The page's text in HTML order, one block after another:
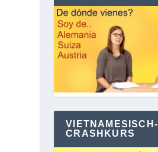
VIETNAMESISCH-
CRASHKURS